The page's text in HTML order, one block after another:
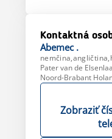
Kontaktná
Abemec .
Pater van de
Noord-Brabant
Zobraziť